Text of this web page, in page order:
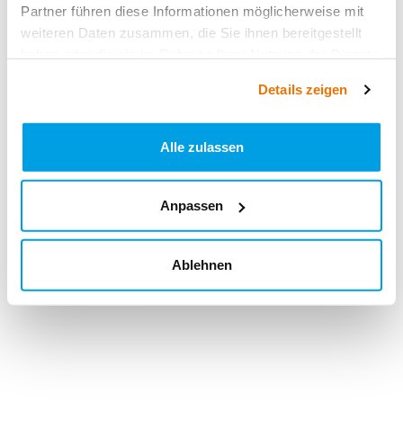
Partner führen diese Informationen möglicherweise mit
weiteren Daten zusammen, die Sie ihnen bereitgestellt
Details zeigen
Alle zulassen
Anpassen
Ablehnen